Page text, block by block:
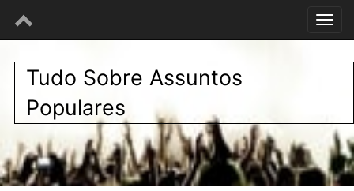
Tudo Sobre Assuntos
Populares